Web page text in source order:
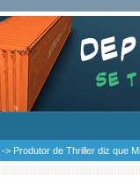
-> Produtor de Thriller diz que